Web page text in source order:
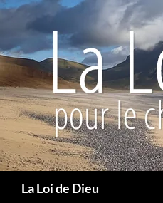
La Loi de Dieu